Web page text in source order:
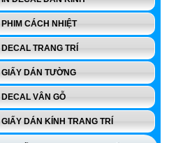
PHIM CÁCH NHIỆT
DECAL TRANG TRÍ
GIẤY DÁN TƯỜNG
DECAL VÂN GỖ
GIẤY DÁN KÍNH TRANG TRÍ